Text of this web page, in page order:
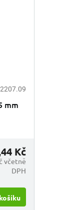
mm
včetně
DPH
Kč